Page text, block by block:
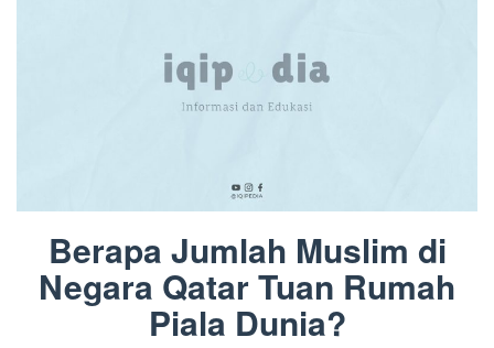
Berapa Jumlah Muslim di
Negara Qatar Tuan Rumah
Piala Dunia?